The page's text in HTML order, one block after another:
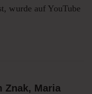
wurde auf YouTube
Znak, Maria